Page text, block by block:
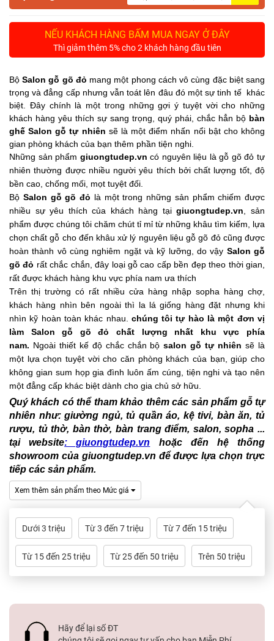
Gỗ
Sofa
Gỗ
Tủ
Rượu
Tủ
Kệ
Thờ
Nội
Thất
Văn
Phòng
Sản
Phẩm
Khác
Giới
Thiệu
Dự
Án
Kiến
Thức
Liên
Hệ
NẾU KHÁCH HÀNG BẤM MUA NGAY Ở ĐÂY
Thì giảm thêm 5% cho 2 khách hàng đầu tiên
BộSalon gỗ gõ đỏ mang một phong cách vô cùng đặc biệt sang
trọng và đẳng cấp nhưng vẫn toát lên đâu đó một sự tinh tế khác
biệt. Đây chính là một trong những gợi ý tuyệt vời cho những
khách hàng yêu thích sự sang trọng, quý phái, chắc hẳn bộ bàn
ghế Salon gỗ tự nhiên sẽ là một điểm nhấn nổi bật cho không
gian phòng khách của bạn thêm phần tiện nghi.
Những sản phẩm giuongtudep.vn có nguyên liệu là gỗ gõ đỏ tự
nhiên thường được nhiều người yêu thích bởi chất lượng tốt, độ
bền cao, chống mối, mọt tuyệt đối.
Bộ Salon gỗ gõ đỏ là một trong những sản phẩm chiếm được
nhiều sự yêu thích của khách hàng tạigiuongtudep.vn , sản
phẩm được chúng tôi chăm chút tỉ mỉ từ những khâu tìm kiếm, lựa
chọn chất gỗ cho đến khâu xử lý nguyên liệu gỗ gõ đỏ cũng được
hoàn thành vô cùng nghiêm ngặt và kỹ lưỡng, do vậy Salon gỗ
gõ đỏ rất chắc chắn, đây loại gỗ cao cấp bền đẹp theo thời gian,
rất được khách hàng khu vực phía nam ưa thích
Trên thị trường có rất nhiều cửa hàng nhập sopha hàng chợ,
khách hàng nhìn bên ngoài thì la lá giống hàng đặt nhưng khi
nhìn kỹ hoàn toàn khác nhau. chúng tôi tự hào là một đơn vị
làm Salon gỗ gõ đỏ chất lượng nhất khu vực phía
nam. Ngoài thiết kế độ chắc chắn bộsalon gỗ tự nhiên sẽ là
một lựa chọn tuyệt vời cho căn phòng khách của bạn, giúp cho
không gian sum họp gia đình luôn ấm cúng, tiện nghi và tạo nên
một đẳng cấp khác biệt dành cho gia chủ sở hữu.
Quý khách có thể tham khảo thêm các sản phẩm gỗ tự
nhiên như: giường ngủ, tủ quần áo, kệ tivi, bàn ăn, tủ
rượu, tủ thờ, bàn thờ, bàn trang điểm, salon, sopha ...
tại website: giuongtudep.vn hoặc đến hệ thống
showroom của giuongtudep.vn để được lựa chọn trực
tiếp các sản phẩm.
Xem thêm sản phẩm theo Mức giá
Dưới 3 triệu Từ 3 đến 7 triệu Từ 7 đến 15 triệu
Từ 15 đến 25 triệu Từ 25 đến 50 triệu Trên 50 triệu
Hãy để lại số ĐT